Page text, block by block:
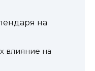
на
влияние на